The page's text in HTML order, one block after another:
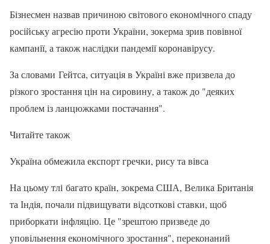
Бізнесмен назвав причиною світового економічного спаду
російську агресію проти України, зокерма зрив повівної
кампанії, а також наслідки пандемії коронавірусу.
За словами Гейтса, ситуація в Україні вже призвела до
різкого зростання цін на сировину, а також до "деяких
проблем із ланцюжками постачання".
Читайте також
Україна обмежила експорт гречки, рису та вівса
На цьому тлі багато країн, зокрема США, Велика Британія
та Індія, почали підвищувати відсоткові ставки, щоб
приборкати інфляцію. Це "зрештою призведе до
уповільнення економічного зростання", переконаний